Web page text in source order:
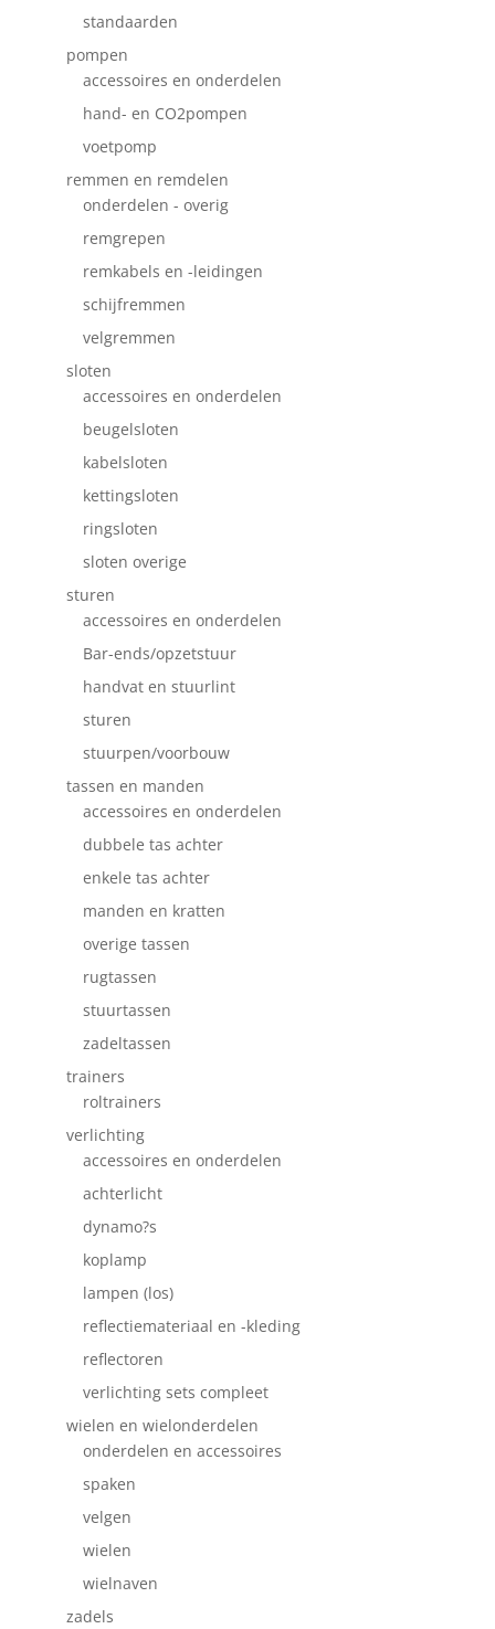
standaarden
pompen
accessoires en onderdelen
hand- en CO2pompen
voetpomp
remmen en remdelen
onderdelen - overig
remgrepen
remkabels en -leidingen
schijfremmen
velgremmen
sloten
accessoires en onderdelen
beugelsloten
kabelsloten
kettingsloten
ringsloten
sloten overige
sturen
accessoires en onderdelen
Bar-ends/opzetstuur
handvat en stuurlint
sturen
stuurpen/voorbouw
tassen en manden
accessoires en onderdelen
dubbele tas achter
enkele tas achter
manden en kratten
overige tassen
rugtassen
stuurtassen
zadeltassen
trainers
roltrainers
verlichting
accessoires en onderdelen
achterlicht
dynamo?s
koplamp
lampen (los)
reflectiemateriaal en -kleding
reflectoren
verlichting sets compleet
wielen en wielonderdelen
onderdelen en accessoires
spaken
velgen
wielen
wielnaven
zadels